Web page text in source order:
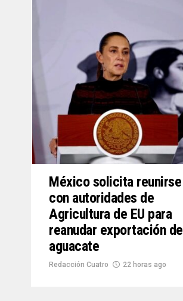
México solicita reunirse
con autoridades de
Agricultura de EU para
reanudar exportación de
aguacate
Redacción Cuatro 22 horas ago